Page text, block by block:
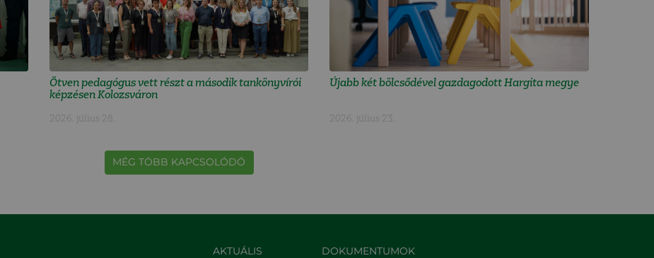
Ötven pedagógus vett részt a második tankönyvírói
képzésen Kolozsváron
2026. július 28.
Újabb két bölcsődével gazdagodott Hargita megye
2026. július 23.
MÉG TÖBB KAPCSOLÓDÓ
AKTUÁLIS
DOKUMENTUMOK